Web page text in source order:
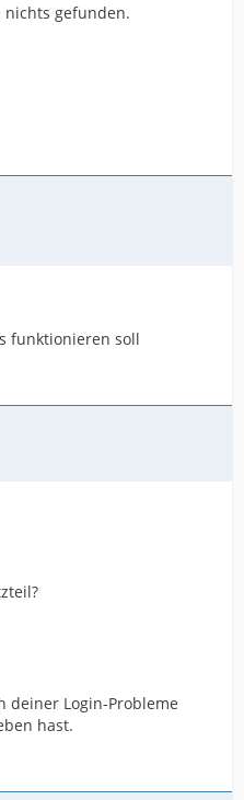
gefunden.
funktionieren soll
deiner Login-Probleme
hast.